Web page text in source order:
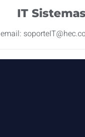
IT Sistemas
email: